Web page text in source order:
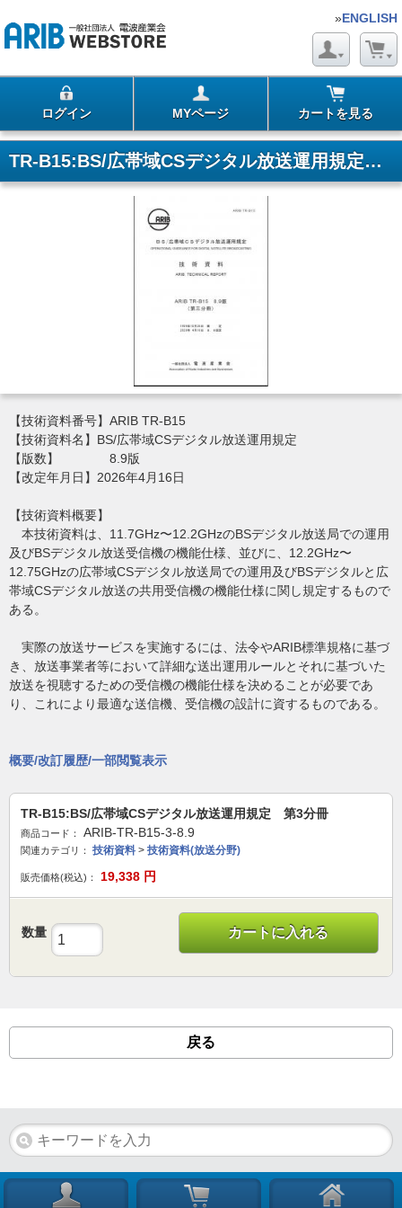
»ENGLISH
ログイン MYページ カートを見る
TR-B15:BS/広帯域CSデジタル放送運用規定 第3分冊
【技術資料番号】ARIB TR-B15
【技術資料名】BS/広帯域CSデジタル放送運用規定
【版数】 8.9版
【改定年月日】2026年4月16日
【技術資料概要】
本技術資料は、11.7GHz〜12.2GHzのBSデジタル放送局での運用
及びBSデジタル放送受信機の機能仕様、並びに、12.2GHz〜
12.75GHzの広帯域CSデジタル放送局での運用及びBSデジタルと広
帯域CSデジタル放送の共用受信機の機能仕様に関し規定するもので
ある。
実際の放送サービスを実施するには、法令やARIB標準規格に基づ
き、放送事業者等において詳細な送出運用ルールとそれに基づいた
放送を視聴するための受信機の機能仕様を決めることが必要であ
り、これにより最適な送信機、受信機の設計に資するものである。
概要/改訂履歴/一部閲覧表示
TR-B15:BS/広帯域CSデジタル放送運用規定 第3分冊
商品コード： ARIB-TR-B15-3-8.9
関連カテゴリ： 技術資料 > 技術資料(放送分野)
販売価格(税込)： 19,338 円
数量 カートに入れる
戻る